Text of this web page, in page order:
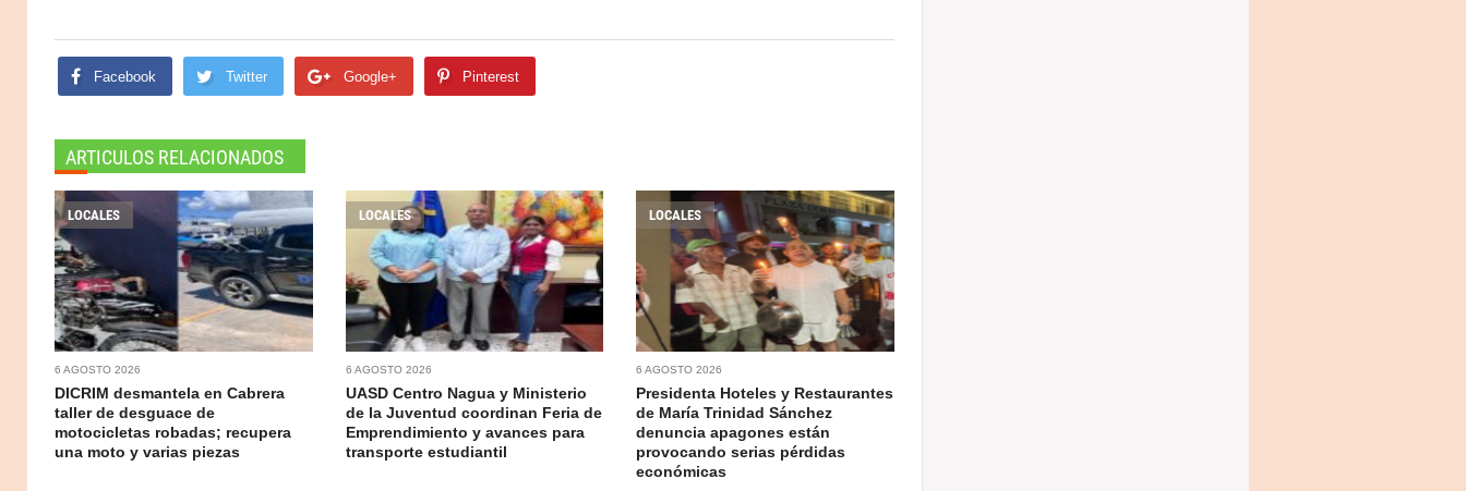
Facebook Twitter Google+ Pinterest
ARTICULOS RELACIONADOS
LOCALES
6 AGOSTO 2026
DICRIM desmantela en Cabrera
taller de desguace de
motocicletas robadas; recupera
una moto y varias piezas
LOCALES
6 AGOSTO 2026
UASD Centro Nagua y Ministerio
de la Juventud coordinan Feria de
Emprendimiento y avances para
transporte estudiantil
LOCALES
6 AGOSTO 2026
Presidenta Hoteles y Restaurantes
de María Trinidad Sánchez
denuncia apagones están
provocando serias pérdidas
económicas